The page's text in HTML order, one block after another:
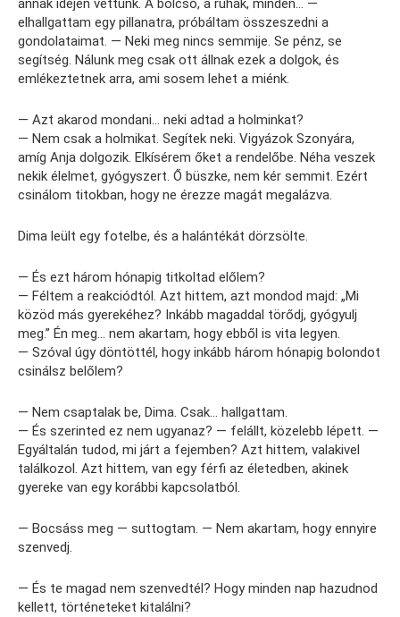
annak idején vettünk. A bölcső, a ruhák, minden… —
elhallgattam egy pillanatra, próbáltam összeszedni a
gondolataimat. — Neki meg nincs semmije. Se pénz, se
segítség. Nálunk meg csak ott állnak ezek a dolgok, és
emlékeztetnek arra, ami sosem lehet a miénk.
— Azt akarod mondani… neki adtad a holminkat?
— Nem csak a holmikat. Segítek neki. Vigyázok Szonyára,
amíg Anja dolgozik. Elkísérem őket a rendelőbe. Néha veszek
nekik élelmet, gyógyszert. Ő büszke, nem kér semmit. Ezért
csinálom titokban, hogy ne érezze magát megalázva.
Dima leült egy fotelbe, és a halántékát dörzsölte.
— És ezt három hónapig titkoltad előlem?
— Féltem a reakciódtól. Azt hittem, azt mondod majd: „Mi
közöd más gyerekéhez? Inkább magaddal törődj, gyógyulj
meg.” Én meg… nem akartam, hogy ebből is vita legyen.
— Szóval úgy döntöttél, hogy inkább három hónapig bolondot
csinálsz belőlem?
— Nem csaptalak be, Dima. Csak… hallgattam.
— És szerinted ez nem ugyanaz? — felállt, közelebb lépett. —
Egyáltalán tudod, mi járt a fejemben? Azt hittem, valakivel
találkozol. Azt hittem, van egy férfi az életedben, akinek
gyereke van egy korábbi kapcsolatból.
— Bocsáss meg — suttogtam. — Nem akartam, hogy ennyire
szenvedj.
— És te magad nem szenvedtél? Hogy minden nap hazudnod
kellett, történeteket kitalálni?